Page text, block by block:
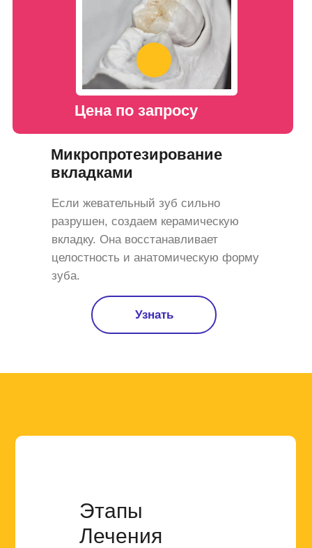
Цена по запросу
Микропротезирование
вкладками
Если жевательный зуб сильно
разрушен, создаем керамическую
вкладку. Она восстанавливает
целостность и анатомическую форму
зуба.
Узнать
Этапы
Лечения